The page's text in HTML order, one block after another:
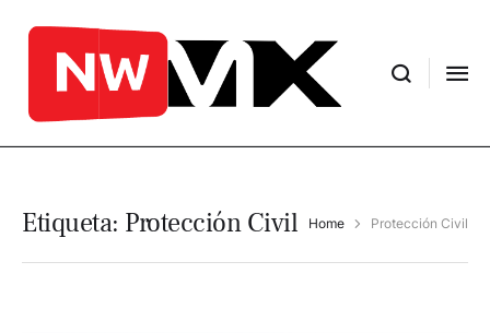
Etiqueta: Protección Civil Home Protección Civil